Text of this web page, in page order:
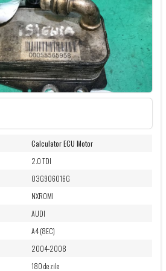
Calculator ECU Motor
2.0 TDI
03G906016G
NXR0MI
AUDI
A4 (8EC)
2004-2008
180 de zile